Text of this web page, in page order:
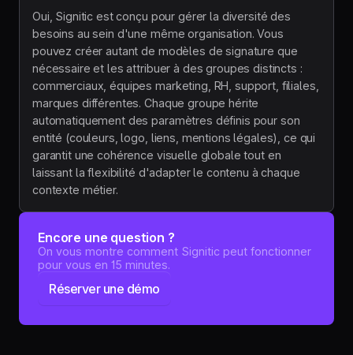
Oui, Signitic est conçu pour gérer la diversité des
besoins au sein d'une même organisation. Vous
pouvez créer autant de modèles de signature que
nécessaire et les attribuer à des groupes distincts :
commerciaux, équipes marketing, RH, support, filiales,
marques différentes. Chaque groupe hérite
automatiquement des paramètres définis pour son
entité (couleurs, logo, liens, mentions légales), ce qui
garantit une cohérence visuelle globale tout en
laissant la flexibilité d'adapter le contenu à chaque
contexte métier.
Encore une question ?
On vous montre comment Signitic peut fonctionner
pour vous en 15 minutes.
Réserver une démo